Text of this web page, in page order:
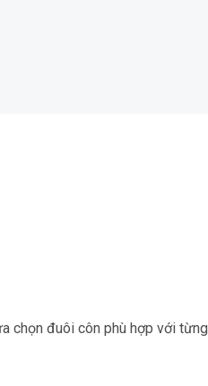
chọn đuôi côn phù hợp với từng